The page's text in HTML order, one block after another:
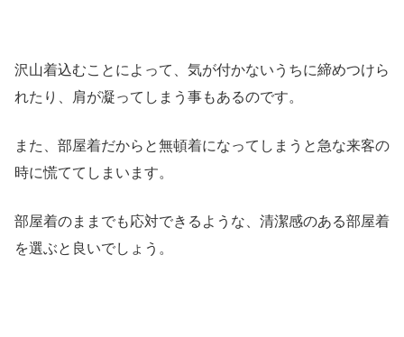
沢山着込むことによって、気が付かないうちに締めつけら
れたり、肩が凝ってしまう事もあるのです。
また、部屋着だからと無頓着になってしまうと急な来客の
時に慌ててしまいます。
部屋着のままでも応対できるような、清潔感のある部屋着
を選ぶと良いでしょう。